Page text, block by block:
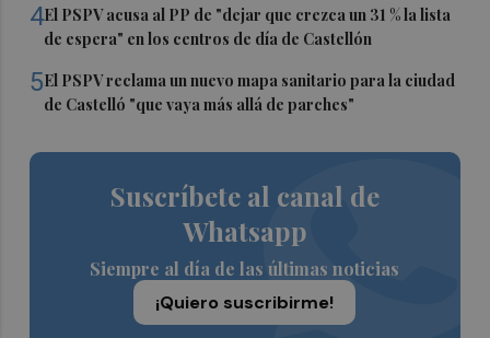
4El PSPV acusa al PP de "dejar que crezca un 31 % la lista
de espera" en los centros de día de Castellón
5El PSPV reclama un nuevo mapa sanitario para la ciudad
de Castelló "que vaya más allá de parches"
Suscríbete al canal de
Whatsapp
Siempre al día de las últimas noticias
¡Quiero suscribirme!